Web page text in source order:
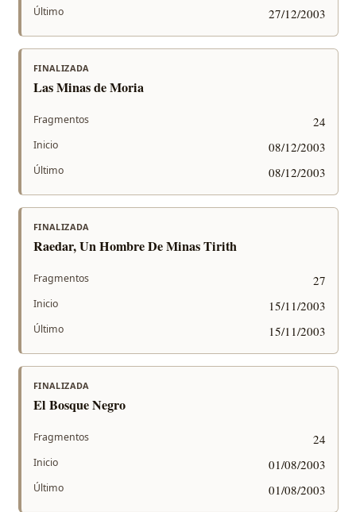
Último 27/12/2003
FINALIZADA
Las Minas de Moria
Fragmentos 24
Inicio 08/12/2003
Último 08/12/2003
FINALIZADA
Raedar, Un Hombre De Minas Tirith
Fragmentos 27
Inicio 15/11/2003
Último 15/11/2003
FINALIZADA
El Bosque Negro
Fragmentos 24
Inicio 01/08/2003
Último 01/08/2003